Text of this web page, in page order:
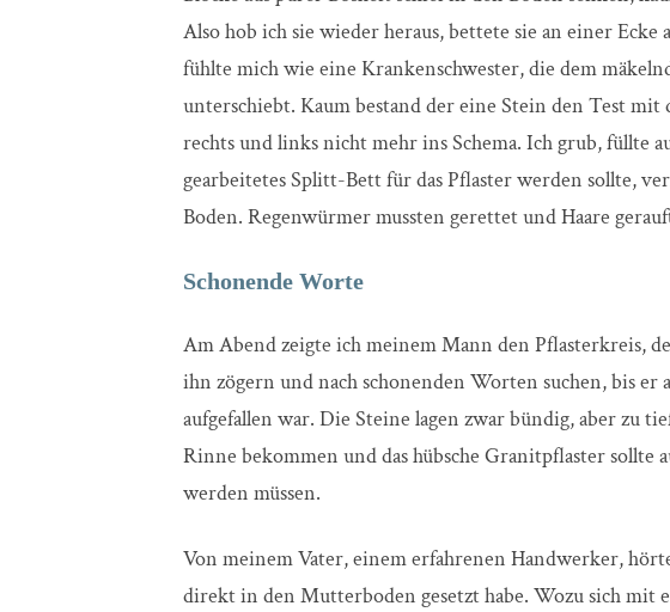
Also hob ich sie wieder heraus, bettete sie an einer
fühlte mich wie eine Krankenschwester, die dem
unterschiebt. Kaum bestand der eine Stein den Test mit
rechts und links nicht mehr ins Schema. Ich grub, füllte
gearbeitetes Splitt-Bett für das Pflaster werden sollte,
Boden. Regenwürmer mussten gerettet und Haare
Schonende Worte
Am Abend zeigte ich meinem Mann den Pflasterkreis,
ihn zögern und nach schonenden Worten suchen, bis er
aufgefallen war. Die Steine lagen zwar bündig, aber zu
Rinne bekommen und das hübsche Granitpflaster sollte
werden müssen.
Von meinem Vater, einem erfahrenen Handwerker,
direkt in den Mutterboden gesetzt habe. Wozu sich mit